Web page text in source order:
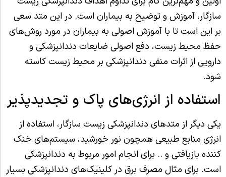
سازگار، آموزش و توضیح به بیماران است. در این متد سعی
بر این است تا با آموزش اصولی به بیماران در مورد روش‌های
حفظ محیط زیست، دفع اصولی ضایعات دندانپزشکی و
دارویی از اثرات منفی دندانپزشکی بر محیط زیست کاسته
شود.
استفاده از انرژی‌های پاک و تجدیدپذیر
یکی دیگر از متدهای دندانپزشکی زیست سازگار، استفاده از
انرژی منابع طبیعی همچون نور خورشید، سیستم‌های خنک
کننده بازیافتی و .. برای انجام امور مربوط به دندانپزشکی
است. برای مثال مصرف برق در کلینیک‌های دندانپزشکی بسیار